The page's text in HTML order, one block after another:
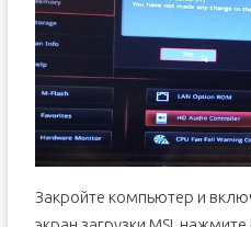
Закройте компьютер и